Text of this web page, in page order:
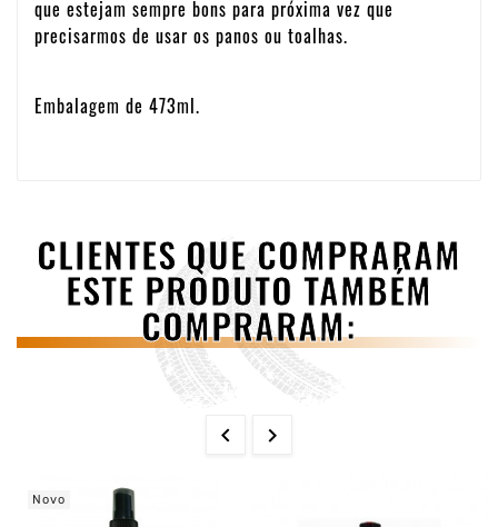
que estejam sempre bons para próxima vez que
precisarmos de usar os panos ou toalhas.
Embalagem de 473ml.
CLIENTES QUE COMPRARAM
ESTE PRODUTO TAMBÉM
COMPRARAM:
 
Novo